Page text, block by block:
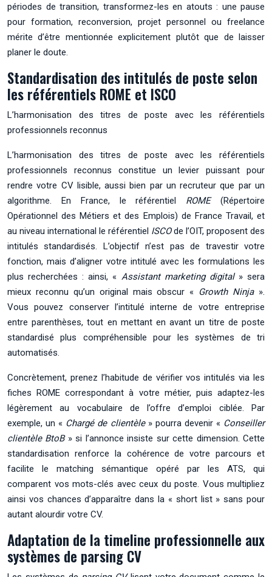
périodes de transition, transformez-les en atouts : une pause
pour formation, reconversion, projet personnel ou freelance
mérite d’être mentionnée explicitement plutôt que de laisser
planer le doute.
Standardisation des intitulés de poste selon
les référentiels ROME et ISCO
L’harmonisation des titres de poste avec les référentiels
professionnels reconnus
L’harmonisation des titres de poste avec les référentiels
professionnels reconnus constitue un levier puissant pour
rendre votre CV lisible, aussi bien par un recruteur que par un
algorithme. En France, le référentiel ROME(Répertoire
Opérationnel des Métiers et des Emplois) de France Travail, et
au niveau international le référentiel ISCOde l’OIT, proposent des
intitulés standardisés. L’objectif n’est pas de travestir votre
fonction, mais d’aligner votre intitulé avec les formulations les
plus recherchées : ainsi, « Assistant marketing digital» sera
mieux reconnu qu’un original mais obscur « Growth Ninja».
Vous pouvez conserver l’intitulé interne de votre entreprise
entre parenthèses, tout en mettant en avant un titre de poste
standardisé plus compréhensible pour les systèmes de tri
automatisés.
Concrètement, prenez l’habitude de vérifier vos intitulés via les
fiches ROME correspondant à votre métier, puis adaptez-les
légèrement au vocabulaire de l’offre d’emploi ciblée. Par
exemple, un « Chargé de clientèle» pourra devenir « Conseiller
clientèle BtoB» si l’annonce insiste sur cette dimension. Cette
standardisation renforce la cohérence de votre parcours et
facilite le matching sémantique opéré par les ATS, qui
comparent vos mots-clés avec ceux du poste. Vous multipliez
ainsi vos chances d’apparaître dans la « short list » sans pour
autant alourdir votre CV.
Adaptation de la timeline professionnelle aux
systèmes de parsing CV